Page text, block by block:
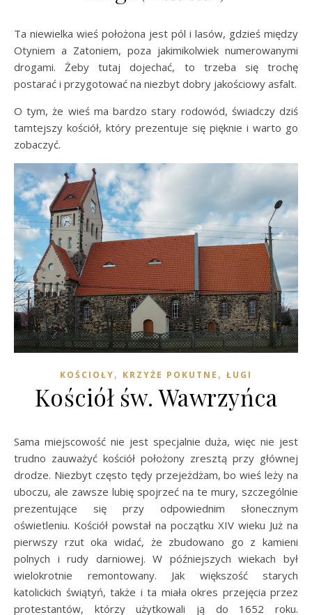
Ta niewielka wieś położona jest pól i lasów, gdzieś między
Otyniem a Zatoniem, poza jakimikolwiek numerowanymi
drogami. Żeby tutaj dojechać, to trzeba się trochę
postarać i przygotować na niezbyt dobry jakościowy asfalt.
O tym, że wieś ma bardzo stary rodowód, świadczy dziś
tamtejszy kościół, który prezentuje się pięknie i warto go
zobaczyć.
KOŚCIOŁY, KRZYŻE POKUTNE , ŁUGI
Kościół św. Wawrzyńca
Sama miejscowość nie jest specjalnie duża, więc nie jest
trudno zauważyć kościół położony zresztą przy głównej
drodze. Niezbyt często tędy przejeżdżam, bo wieś leży na
uboczu, ale zawsze lubię spojrzeć na te mury, szczególnie
prezentujące się przy odpowiednim słonecznym
oświetleniu. Kościół powstał na początku XIV wieku Już na
pierwszy rzut oka widać, że zbudowano go z kamieni
polnych i rudy darniowej. W późniejszych wiekach był
wielokrotnie remontowany. Jak większość starych
katolickich świątyń, także i ta miała okres przejęcia przez
protestantów, którzy użytkowali ją do 1652 roku.